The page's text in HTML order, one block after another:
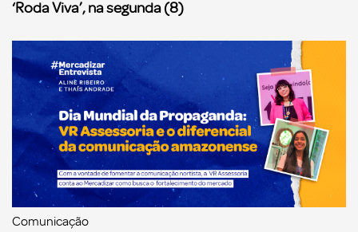
‘Roda Viva’, na segunda (8)
Comunicação